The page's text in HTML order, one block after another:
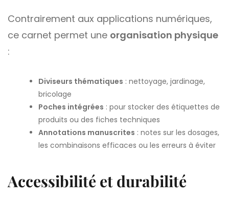
Contrairement aux applications numériques,
ce carnet permet une organisation physique
:
Diviseurs thématiques : nettoyage, jardinage,
bricolage
Poches intégrées : pour stocker des étiquettes de
produits ou des fiches techniques
Annotations manuscrites : notes sur les dosages,
les combinaisons efficaces ou les erreurs à éviter
Accessibilité et durabilité